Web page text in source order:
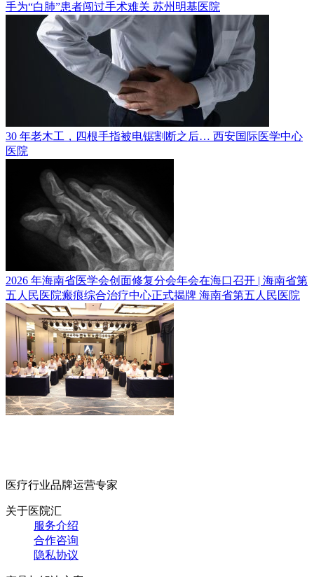
手为“白肺”患者闯过手术难关 苏州明基医院
30 年老木工，四根手指被电锯割断之后… 西安国际医学中心
医院
2026 年海南省医学会创面修复分会年会在海口召开 | 海南省第
五人民医院瘢痕综合治疗中心正式揭牌 海南省第五人民医院
医疗行业品牌运营专家
关于医院汇
服务介绍
合作咨询
隐私协议